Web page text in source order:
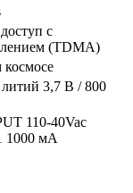
с
(TDMA)
3,7 В / 800
110-40Vac
1000 мА